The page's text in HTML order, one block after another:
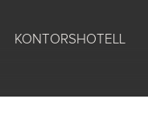
KONTORSHOTELL